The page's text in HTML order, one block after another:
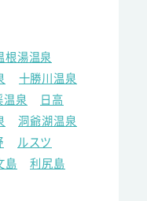
根湯温泉
十勝川温泉
温泉
日高
洞爺湖温泉
ルスツ
島
利尻島